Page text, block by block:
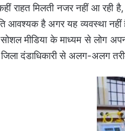
राहत मिलती नजर नहीं आ रही है,
आवश्यक है अगर यह व्यवस्था नहीं
मीडिया के माध्यम से लोग
जिला दंडाधिकारी से अलग-अलग